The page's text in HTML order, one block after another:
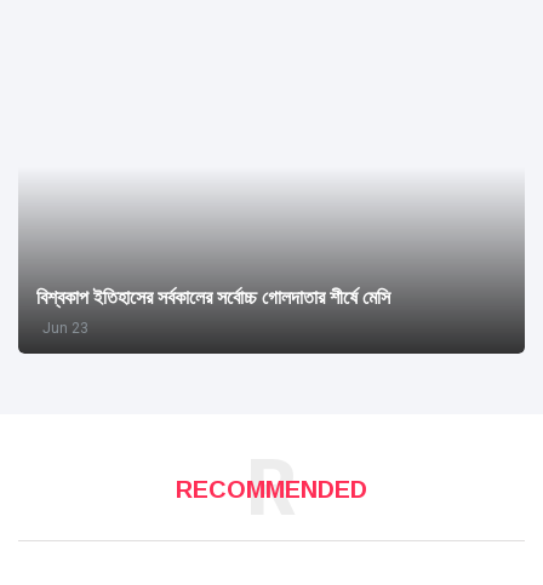
বিশ্বকাপ ইতিহাসের সর্বকালের সর্বোচ্চ গোলদাতার শীর্ষে মেসি
Jun 23
RECOMMENDED
R